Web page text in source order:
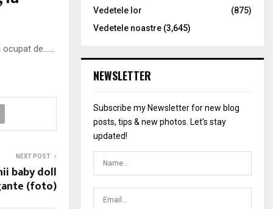
de…
NEXT POST
baby doll
(foto)
Vedetele lor
(875)
Vedetele noastre (3,645)
NEWSLETTER
Subscribe my Newsletter for new blog
posts, tips & new photos. Let's stay
updated!